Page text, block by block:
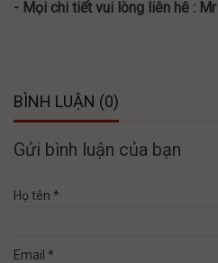
- Mọi chi tiết vui lòng liên hê :
BÌNH LUẬN (0)
Gửi bình luận của bạn
Họ tên *
Email *